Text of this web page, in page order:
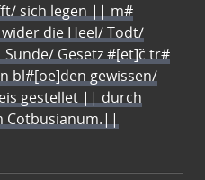
sich legen || m#
die Heel/ Todt/
Gesetz #[et]c̃ tr#
bl#[oe]den gewissen/
gestellet || durch
Cotbusianum.||